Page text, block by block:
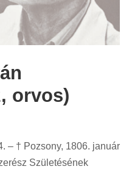
orvos)
– † Pozsony, 1806. január
Születésének